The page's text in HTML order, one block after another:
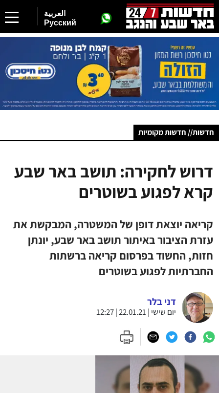
العربية
Русский
חדשות// חדשות מקומיות
דרוש לחקירה: תושב באר שבע
קרא לפגוע בשוטרים
קריאה יוצאת דופן של המשטרה, המבקשת את
עזרת הציבור באיתור תושב באר שבע, יונתן
חזות, החשוד בפרסום קריאה ברשתות
החברתיות לפגוע בשוטרים
דני בלר
יום שישי | 22.01.21 | 12:27